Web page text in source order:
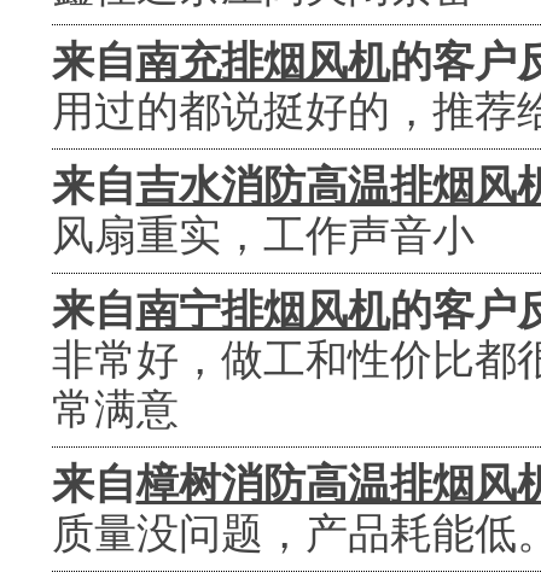
来自南充排烟风机的客户
用过的都说挺好的，推荐
来自吉水消防高温排烟风
风扇重实，工作声音小
来自南宁排烟风机的客户
非常好，做工和性价比都
常满意
来自樟树消防高温排烟风
质量没问题，产品耗能低